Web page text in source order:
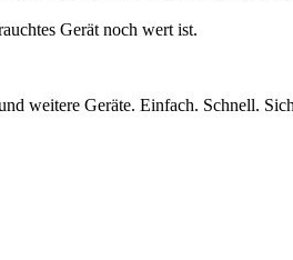
Gerät noch wert ist.
weitere Geräte. Einfach. Schnell.